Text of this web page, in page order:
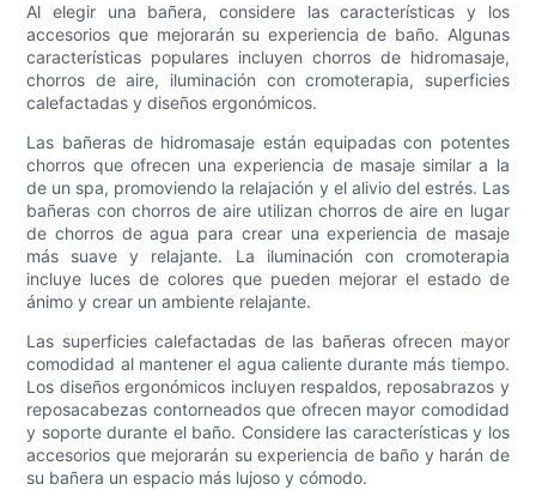
Al elegir una bañera, considere las características y los
accesorios que mejorarán su experiencia de baño. Algunas
características populares incluyen chorros de hidromasaje,
chorros de aire, iluminación con cromoterapia, superficies
calefactadas y diseños ergonómicos.
Las bañeras de hidromasaje están equipadas con potentes
chorros que ofrecen una experiencia de masaje similar a la
de un spa, promoviendo la relajación y el alivio del estrés. Las
bañeras con chorros de aire utilizan chorros de aire en lugar
de chorros de agua para crear una experiencia de masaje
más suave y relajante. La iluminación con cromoterapia
incluye luces de colores que pueden mejorar el estado de
ánimo y crear un ambiente relajante.
Las superficies calefactadas de las bañeras ofrecen mayor
comodidad al mantener el agua caliente durante más tiempo.
Los diseños ergonómicos incluyen respaldos, reposabrazos y
reposacabezas contorneados que ofrecen mayor comodidad
y soporte durante el baño. Considere las características y los
accesorios que mejorarán su experiencia de baño y harán de
su bañera un espacio más lujoso y cómodo.